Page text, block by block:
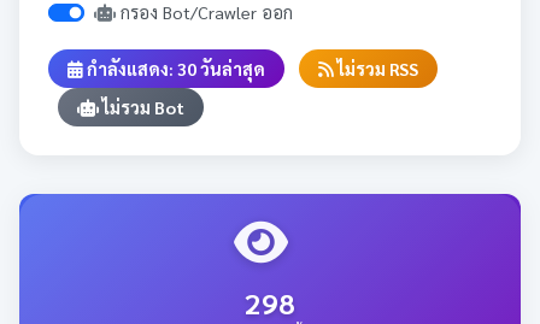
กรอง Bot/Crawler ออก
กำลังแสดง: 30 วันล่าสุด
ไม่รวม RSS
ไม่รวม Bot
298